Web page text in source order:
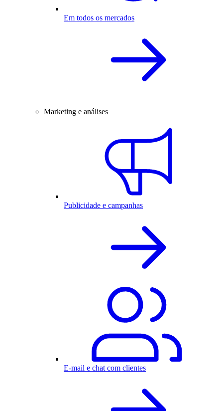
Em todos os mercados
Marketing e análises
Publicidade e campanhas
E-mail e chat com clientes